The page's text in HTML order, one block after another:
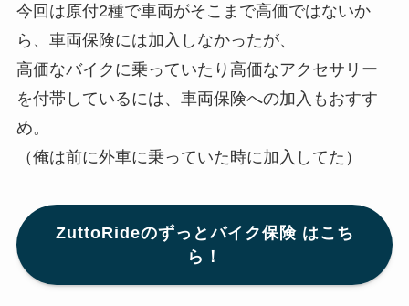
今回は原付2種で車両がそこまで高価ではないか
ら、車両保険には加入しなかったが、
高価なバイクに乗っていたり高価なアクセサリー
を付帯しているには、車両保険への加入もおすす
め。
（俺は前に外車に乗っていた時に加入してた）
ZuttoRideのずっとバイク保険 はこち
ら！